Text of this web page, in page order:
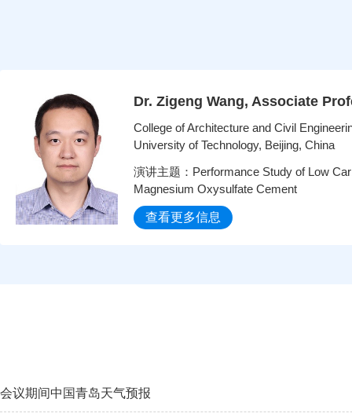
Dr. Zigeng Wang, Associate
College of Architecture and Civil
University of Technology, Beijing, China
演讲主题：Performance Study of Low
Magnesium Oxysulfate Cement
查看更多信息
会议期间中国青岛天气预报